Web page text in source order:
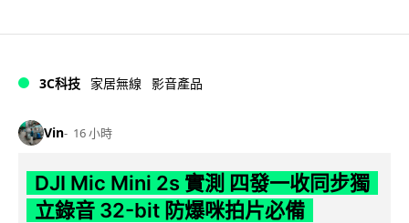
3C科技 家居無線 影音產品
Vin 16 小時
DJI Mic Mini 2s 實測 四發一收同步獨
立錄音 32-bit 防爆咪拍片必備